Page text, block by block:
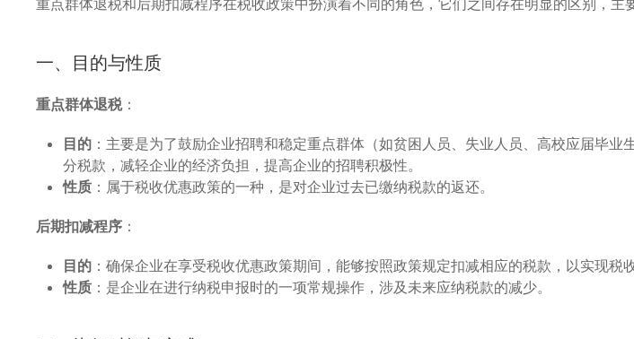
重点群体退税和后期扣减程序在税收政策中扮演着不同的角色，它们之间存在明显的区别，主
一、目的与性质
重点群体退税：
目的 ：主要是为了鼓励企业招聘和稳定重点群体（如贫困人员、失业人员、高校应届毕业
分税款，减轻企业的经济负担，提高企业的招聘积极性。
性质 ：属于税收优惠政策的一种，是对企业过去已缴纳税款的返还。
后期扣减程序 ：
目的 ：确保企业在享受税收优惠政策期间，能够按照政策规定扣减相应的税款，以实现税
性质 ：是企业在进行纳税申报时的一项常规操作，涉及未来应纳税款的减少。